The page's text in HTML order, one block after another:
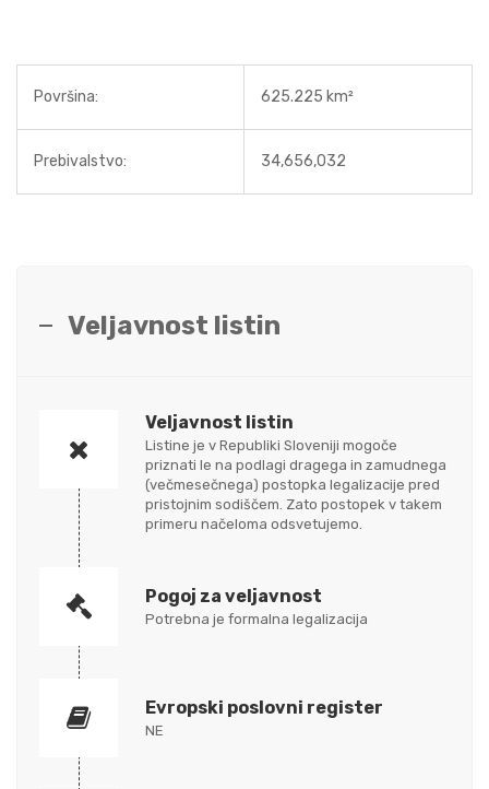
Površina: 625.225 km²
Prebivalstvo: 34,656,032
Veljavnost listin
Veljavnost listin
Listine je v Republiki Sloveniji mogoče
priznati le na podlagi dragega in zamudnega
(večmesečnega) postopka legalizacije pred
pristojnim sodiščem. Zato postopek v takem
primeru načeloma odsvetujemo.
Pogoj za veljavnost
Potrebna je formalna legalizacija
Evropski poslovni register
NE